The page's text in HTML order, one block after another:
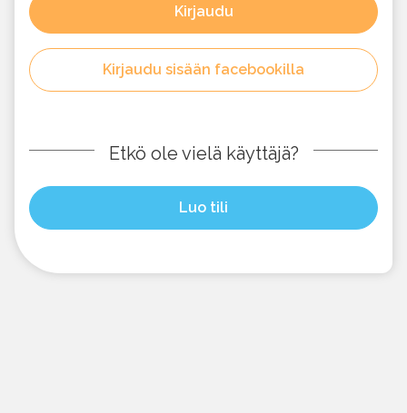
Kirjaudu
Kirjaudu sisään facebookilla
Etkö ole vielä käyttäjä?
Luo tili